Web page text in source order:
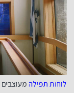
לוחות תפילה